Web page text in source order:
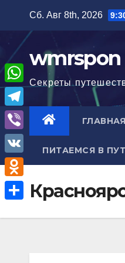
содержимому
Сб. Авг 8th, 2026
wmrspon
Секреты
ГЛАВНАЯ
ПИТАЕМСЯ В
W
h
a
A
T
e
l
e
g
V
i
b
e
V
K
O